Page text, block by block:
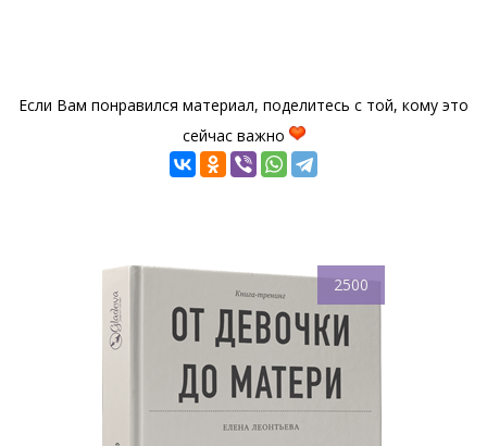
Если Вам понравился материал, поделитесь с той, кому это
сейчас важно
2500